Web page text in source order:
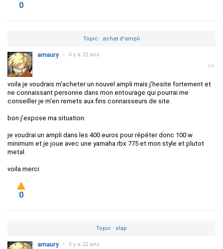
0
Topic : achat d'ampli
#4
amaury • il y a 22 ans
voila je voudrais m'acheter un nouvel ampli mais j'hesite fortement et
ne connaissant personne dans mon entourage qui pourrai me
conseiller je m'en remets aux fins connaisseurs de site.
bon j'expose ma situation:
je voudrai un ampli dans les 400 euros pour répéter donc 100 w
minimum et je joue avec une yamaha rbx 775 et mon style et plutot
metal.
voila merci
0
Topic : slap
amaury • il y a 22 ans